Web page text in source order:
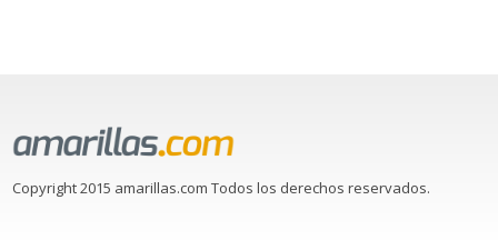
Copyright 2015 amarillas.com Todos los derechos reservados.